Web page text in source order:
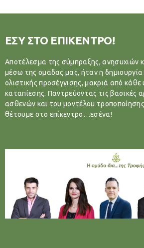
ΕΣΥ ΣΤΟ ΕΠΙΚΕΝΤΡΟ!
Αποτέλεσμα της σύμπραξης, ανησυχιών
μέσω της ομαδας μας, ήταν η δημιουργία
ολιστικής προσέγγισης, μακριά από κάθε
καταπίεσης. Παντρεύοντας τις βασικές
ασθενών και του μοντέλου
θέτουμε στο επίκεντρο…εσένα!